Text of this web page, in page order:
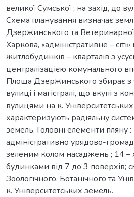
великої Сумської ; на захід, до
Схема планування визначає
Дзержинського та
Харкова, «адміністративне –
житлобудинків – кварталів з
централізацією комунального
Площа Дзержинського збирає з
вулиці і магістралі, що вкупі з
вулицями на к.
характеризують радіяльну
земель. Головні елементи пляну :
адміністративно урядово-
зеленим колом насаджень ; 14 –
будинками від 7 до 3 поверхів;
Зоологічного, Ботанічного та
к. Університетських земель.